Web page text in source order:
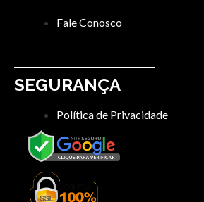
Fale Conosco
SEGURANÇA
Política de Privacidade